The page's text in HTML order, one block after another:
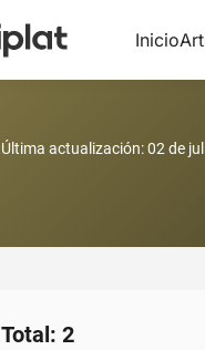
Inicio
Última actualización:02 de
Total: 2